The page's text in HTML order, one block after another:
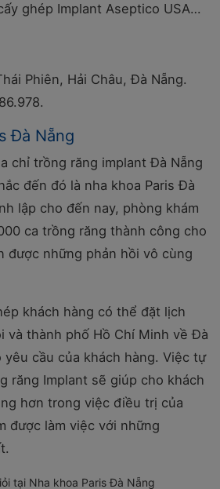
ghép Implant Aseptico USA…
Phiên, Hải Châu, Đà Nẵng.
Đà Nẵng
chỉ trồng răng implant Đà Nẵng
đến đó là nha khoa Paris Đà
lập cho đến nay, phòng khám
ca trồng răng thành công cho
được những phản hồi vô cùng
khách hàng có thể đặt lịch
và thành phố Hồ Chí Minh về Đà
yêu cầu của khách hàng. Việc tự
răng Implant sẽ giúp cho khách
hơn trong việc điều trị của
được làm việc với những
tại Nha khoa Paris Đà Nẵng